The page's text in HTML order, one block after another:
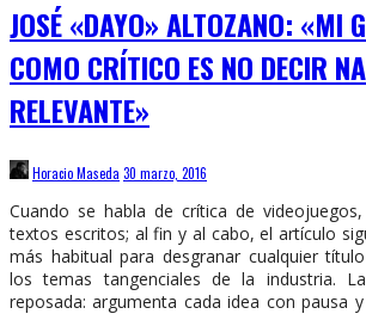
JOSÉ «DAYO» ALTOZANO: «MI
COMO CRÍTICO ES NO DECIR
RELEVANTE»
Horacio Maseda 30 marzo, 2016
Cuando se habla de crítica de
textos escritos; al fin y al cabo, el artículo
más habitual para desgranar cualquier
los temas tangenciales de la industria.
reposada: argumenta cada idea con pausa